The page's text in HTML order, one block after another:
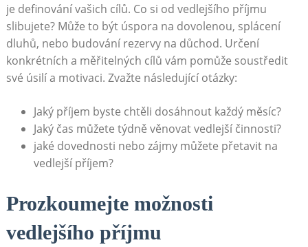
‍je definování vašich⁢ cílů. Co ⁤si od‍ vedlejšího příjmu‍
slibujete?⁣ Může to⁣ být úspora na⁣ dovolenou,⁤ splácení
dluhů, nebo budování rezervy na důchod. Určení
konkrétních ‌a⁣ měřitelných cílů vám pomůže ‍soustředit
‌své ⁢úsilí a motivaci. Zvažte následující otázky:
Jaký příjem byste chtěli‍ dosáhnout každý měsíc?
Jaký čas ⁤můžete ‌týdně věnovat​ vedlejší činnosti?
jaké dovednosti nebo zájmy můžete přetavit na
vedlejší příjem?
Prozkoumejte možnosti
vedlejšího příjmu